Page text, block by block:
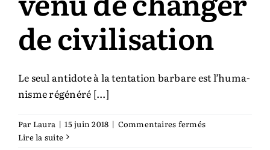
de civilisation
Le seul antidote à la tentation barbare est l’huma­
nisme régénéré [...]
Par Laura | 15 juin 2018 | Commentaires ferméssur
Lire la suite